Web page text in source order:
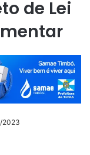
de Lei
2023